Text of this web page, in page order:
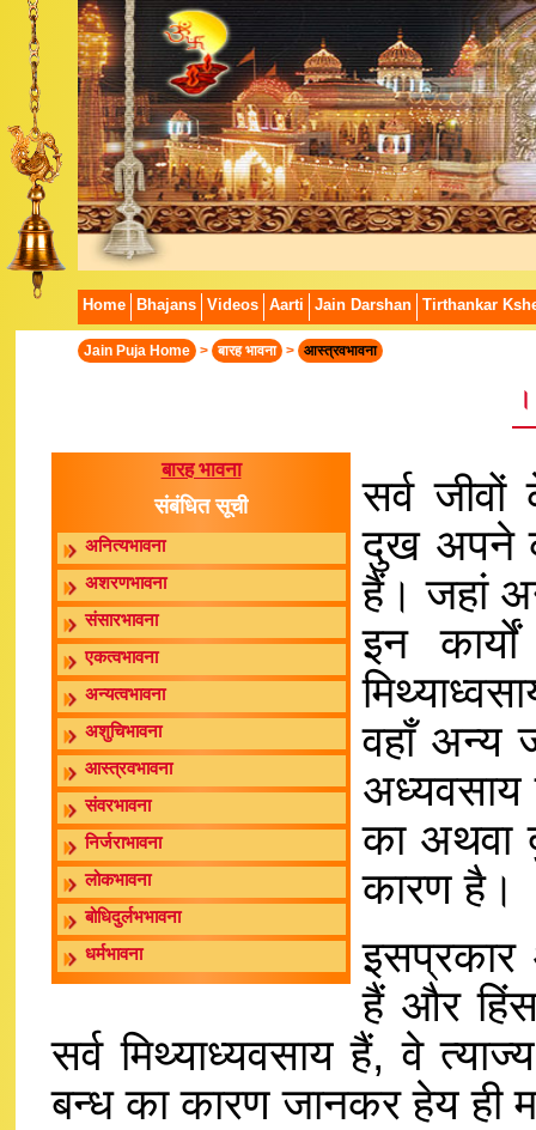
Home Bhajans Videos Aarti Jain Darshan Tirthankar
Jain Puja Home > बारह भावना > आस्त्रवभावना
बारह भावना
संबंधित सूची
अनित्यभावना
अशरणभावना
संसारभावना
एकत्वभावना
अन्यत्वभावना
अशुचिभावना
आस्त्रवभावना
संवरभावना
निर्जराभावना
लोकभावना
बोधिदुर्लभभावना
धर्मभावना
सर्व
दुख अपने
हैं। जहां
इन
वहाँ अन्य
अध्यवसाय
का अथवा
कारण है।
इसप्रकार
हैं और
सर्व मिथ्याध्यवसाय हैं, वे
बन्ध का कारण जानकर हेय ही